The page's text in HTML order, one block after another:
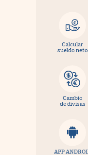
Calcular
sueldo neto
Cambio
de divisas
APP